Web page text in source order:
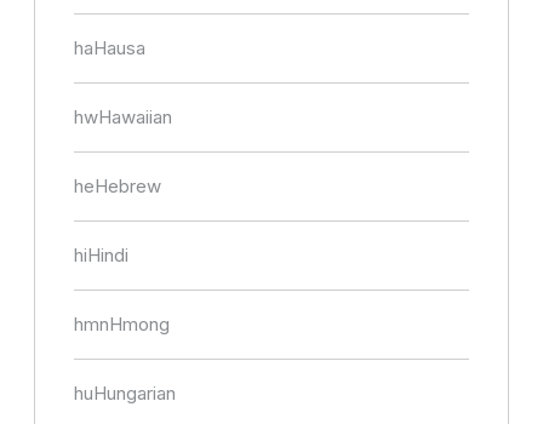
haHausa
hwHawaiian
heHebrew
hiHindi
hmnHmong
huHungarian